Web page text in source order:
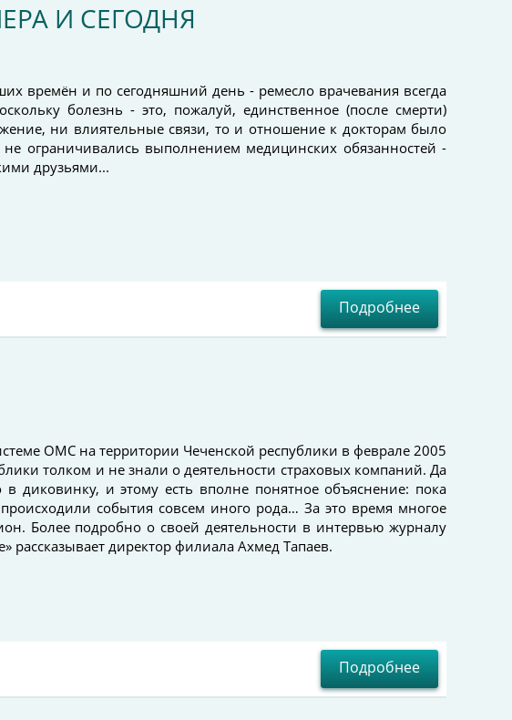
И СЕГОДНЯ
времён и по сегодняшний день - ремесло врачевания всегда
болезнь - это, пожалуй, единственное (после смерти)
ни влиятельные связи, то и отношение к докторам было
ограничивались выполнением медицинских обязанностей -
друзьями...
Подробнее
ОМС на территории Чеченской республики в феврале 2005
толком и не знали о деятельности страховых компаний. Да
диковинку, и этому есть вполне понятное объяснение: пока
события совсем иного рода… За это время многое
Более подробно о своей деятельности в интервью журналу
рассказывает директор филиала Ахмед Тапаев.
Подробнее